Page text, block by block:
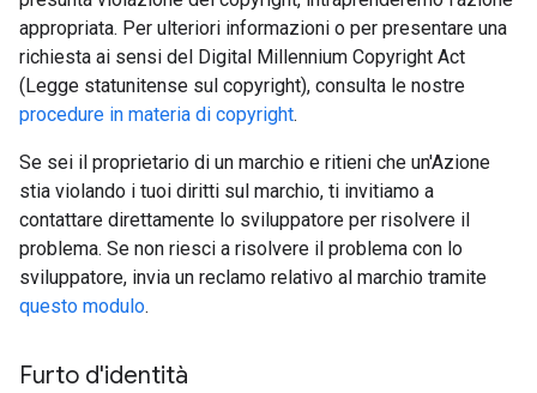
appropriata. Per ulteriori informazioni o per presentare una
richiesta ai sensi del Digital Millennium Copyright Act
(Legge statunitense sul copyright), consulta le nostre
procedure in materia di copyright.
Se sei il proprietario di un marchio e ritieni che un'Azione
stia violando i tuoi diritti sul marchio, ti invitiamo a
contattare direttamente lo sviluppatore per risolvere il
problema. Se non riesci a risolvere il problema con lo
sviluppatore, invia un reclamo relativo al marchio tramite
questo modulo.
Furto d'identità